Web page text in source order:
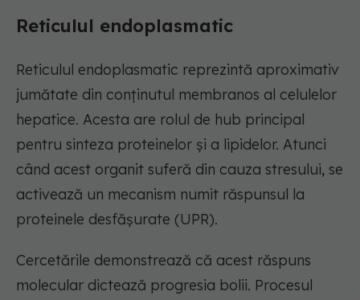
Reticulul endoplasmatic
Reticulul endoplasmatic reprezintă aproximativ
jumătate din conținutul membranos al celulelor
hepatice. Acesta are rolul de hub principal
pentru sinteza proteinelor și a lipidelor. Atunci
când acest organit suferă din cauza stresului, se
activează un mecanism numit răspunsul la
proteinele desfășurate (UPR).
Cercetările demonstrează că acest răspuns
molecular dictează progresia bolii. Procesul